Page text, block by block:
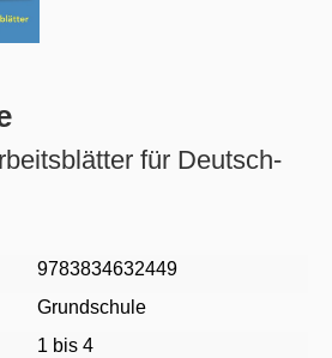
für Deutsch-
9783834632449
Grundschule
1 bis 4